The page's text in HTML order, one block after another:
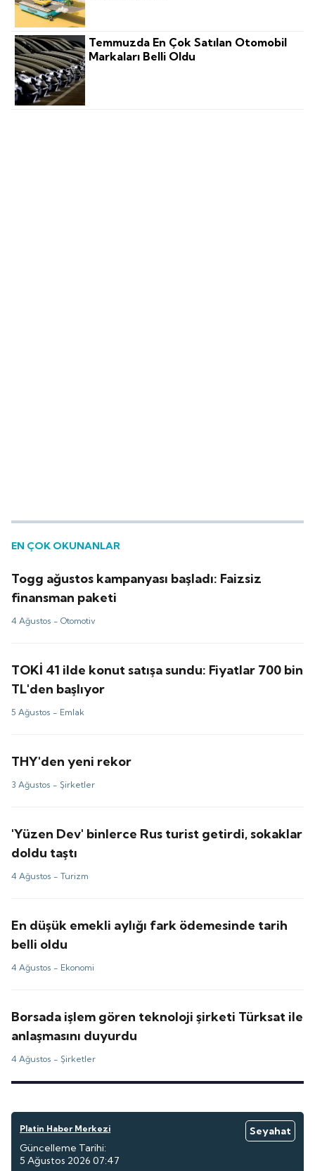
Temmuzda En Çok Satılan Otomobil
Markaları Belli Oldu
EN ÇOK OKUNANLAR
Togg ağustos kampanyası başladı: Faizsiz
finansman paketi
4 Ağustos -Otomotiv
TOKİ 41 ilde konut satışa sundu: Fiyatlar 700 bin
TL'den başlıyor
5 Ağustos - Emlak
THY'den yeni rekor
3 Ağustos - Şirketler
'Yüzen Dev' binlerce Rus turist getirdi, sokaklar
doldu taştı
4 Ağustos -Turizm
En düşük emekli aylığı fark ödemesinde tarih
belli oldu
4 Ağustos - Ekonomi
Borsada işlem gören teknoloji şirketi Türksat ile
anlaşmasını duyurdu
4 Ağustos - Şirketler
Platin Haber Merkezi
Seyahat
Güncelleme Tarihi:
5 Ağustos 2026 07:47